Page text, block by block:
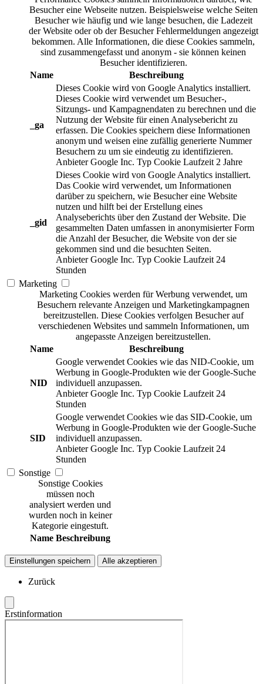
Besucher eine Webseite nutzen. Beispielsweise welche Seiten
Besucher wie häufig und wie lange besuchen, die Ladezeit
der Website oder ob der Besucher Fehlermeldungen angezeigt
bekommen. Alle Informationen, die diese Cookies sammeln,
sind zusammengefasst und anonym - sie können keinen
Besucher identifizieren.
Name
Beschreibung
_ga
Dieses Cookie wird von Google Analytics installiert.
Dieses Cookie wird verwendet um Besucher-,
Sitzungs- und Kampagnendaten zu berechnen und die
Nutzung der Website für einen Analysebericht zu
erfassen. Die Cookies speichern diese Informationen
anonym und weisen eine zufällig generierte Nummer
Besuchern zu um sie eindeutig zu identifizieren.
Anbieter Google Inc. Typ Cookie Laufzeit 2 Jahre
_gid
Dieses Cookie wird von Google Analytics installiert.
Das Cookie wird verwendet, um Informationen
darüber zu speichern, wie Besucher eine Website
nutzen und hilft bei der Erstellung eines
Analyseberichts über den Zustand der Website. Die
gesammelten Daten umfassen in anonymisierter Form
die Anzahl der Besucher, die Website von der sie
gekommen sind und die besuchten Seiten.
Anbieter Google Inc. Typ Cookie Laufzeit 24
Stunden
Marketing
Marketing Cookies werden für Werbung verwendet, um
Besuchern relevante Anzeigen und Marketingkampagnen
bereitzustellen. Diese Cookies verfolgen Besucher auf
verschiedenen Websites und sammeln Informationen, um
angepasste Anzeigen bereitzustellen.
Name
Beschreibung
NID
Google verwendet Cookies wie das NID-Cookie, um
Werbung in Google-Produkten wie der Google-Suche
individuell anzupassen.
Anbieter Google Inc. Typ Cookie Laufzeit 24
Stunden
SID
Google verwendet Cookies wie das SID-Cookie, um
Werbung in Google-Produkten wie der Google-Suche
individuell anzupassen.
Anbieter Google Inc. Typ Cookie Laufzeit 24
Stunden
Sonstige
Sonstige Cookies
müssen noch
analysiert werden und
wurden noch in keiner
Kategorie eingestuft.
Name Beschreibung
Einstellungen speichern Alle akzeptieren
Zurück
Erstinformation